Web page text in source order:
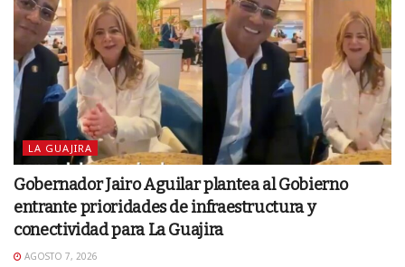
LA GUAJIRA
Gobernador Jairo Aguilar plantea al Gobierno
entrante prioridades de infraestructura y
conectividad para La Guajira
AGOSTO 7, 2026